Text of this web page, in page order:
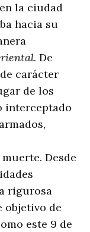
la ciudad
hacia su
. De
carácter
de los
interceptado
. Desde
rigurosa
objetivo de
este 9 de